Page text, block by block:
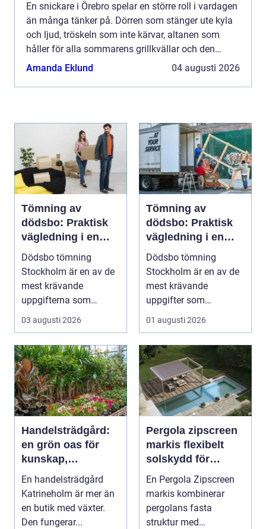
En snickare i Örebro spelar en större roll i vardagen
än många tänker på. Dörren som stänger ute kyla
och ljud, tröskeln som inte kärvar, altanen som
håller för alla sommarens grillkvällar och den
specialbyggda förvaringen som faktiskt rymmer
Amanda Eklund 04 augusti 2026
Tömning av
dödsbo: Praktisk
vägledning i en
svår tid
Dödsbo tömning
Stockholm är en av de
mest krävande
uppgifterna som
många f...
03 augusti 2026
Tömning av
dödsbo: Praktisk
vägledning i en
känslig situation
Dödsbo tömning
Stockholm är en av de
mest krävande
uppgifter som
närst&arin...
01 augusti 2026
Handelsträdgård:
en grön oas för
kunskap,
inspiration och
odlarglädje
En handelsträdgård
Katrineholm är mer än
en butik med växter.
Den fungerar...
Pergola zipscreen
markis flexibelt
solskydd för
moderna uterum
En Pergola Zipscreen
markis kombinerar
pergolans fasta
struktur med